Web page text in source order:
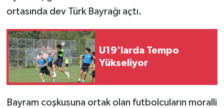
ortasında dev Türk Bayrağı açtı.
U19'larda Tempo
Yükseliyor
Bayram coşkusuna ortak olan futbolcuların moralli